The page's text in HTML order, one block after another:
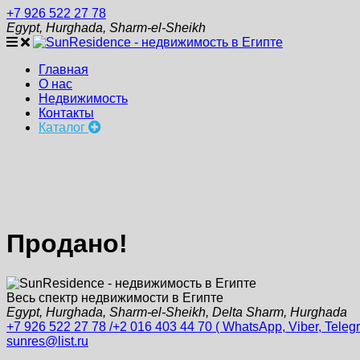
+7 926 522 27 78
Egypt, Hurghada, Sharm-el-Sheikh
Главная
О нас
Недвижимость
Контакты
Каталог
Продано!
Весь спектр недвижимости в Египте
Egypt, Hurghada, Sharm-el-Sheikh, Delta Sharm, Hurghada
+7 926 522 27 78 /+2 016 403 44 70 ( WhatsApp, Viber,
sunres@list.ru